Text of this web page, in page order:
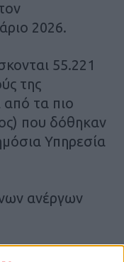
2026.
55.221
της
τα πιο
που δόθηκαν
Υπηρεσία
ανέργων